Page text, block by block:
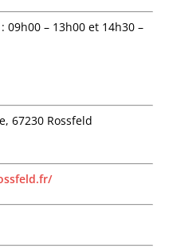
09h00 – 13h00 et 14h30 –
67230 Rossfeld